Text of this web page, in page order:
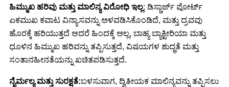
ಹಿಮ್ಮುಖ ಹರಿವು ಮತ್ತು ಮಾಲಿನ್ಯ ವಿರೋಧಿ ಇಲ್ಲ: ಡಿಸ್ಚಾರ್ಜ್ ಪೋರ್ಟ್
ಏಕಮುಖ ಕವಾಟ ವಿನ್ಯಾಸವನ್ನು ಅಳವಡಿಸಿಕೊಂಡಿದೆ, ಮತ್ತು ದ್ರವವು
ಹೊರಕ್ಕೆ ಹರಿಯುತ್ತದೆ ಆದರೆ ಹಿಂದಕ್ಕೆ ಅಲ್ಲ, ಬಾಹ್ಯ ಬ್ಯಾಕ್ಟೀರಿಯಾ ಮತ್ತು
ಧೂಳಿನ ಹಿಮ್ಮುಖ ಹರಿವನ್ನು ತಪ್ಪಿಸುತ್ತದೆ, ವಿಷಯಗಳ ಶುದ್ಧತೆ ಮತ್ತು
ಸಂತಾನಹೀನತೆಯನ್ನು ಖಚಿತಪಡಿಸುತ್ತದೆ.
ನೈರ್ಮಲ್ಯ ಮತ್ತು ಸುರಕ್ಷತೆ:ಬಳಸುವಾಗ, ದ್ವಿತೀಯಕ ಮಾಲಿನ್ಯವನ್ನು ತಪ್ಪಿಸಲು